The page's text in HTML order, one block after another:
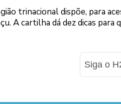
trinacional dispõe, para
A cartilha dá dez dicas
Siga o